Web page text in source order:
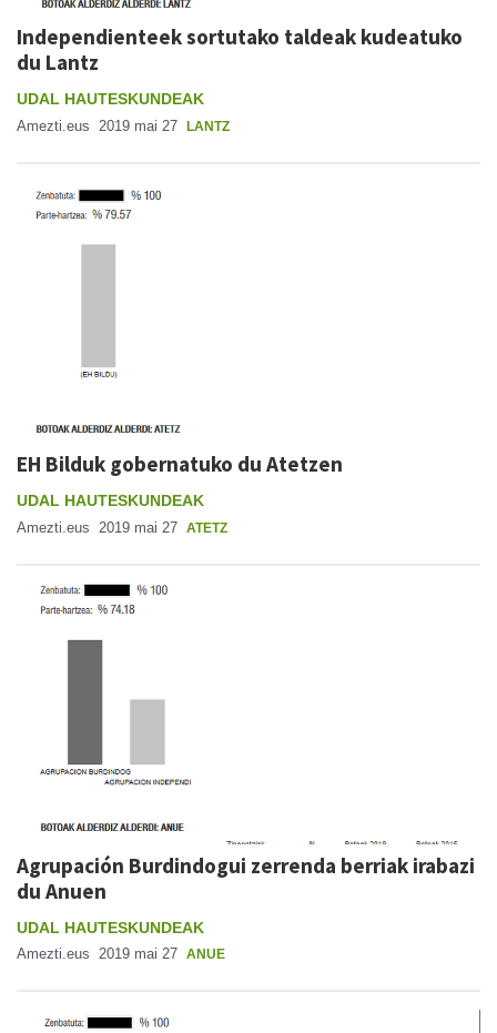
Independienteek sortutako taldeak kudeatuko
du Lantz
UDAL HAUTESKUNDEAK
Amezti.eus 2019 mai 27 LANTZ
EH Bilduk gobernatuko du Atetzen
UDAL HAUTESKUNDEAK
Amezti.eus 2019 mai 27 ATETZ
Agrupación Burdindogui zerrenda berriak irabazi
du Anuen
UDAL HAUTESKUNDEAK
Amezti.eus 2019 mai 27 ANUE